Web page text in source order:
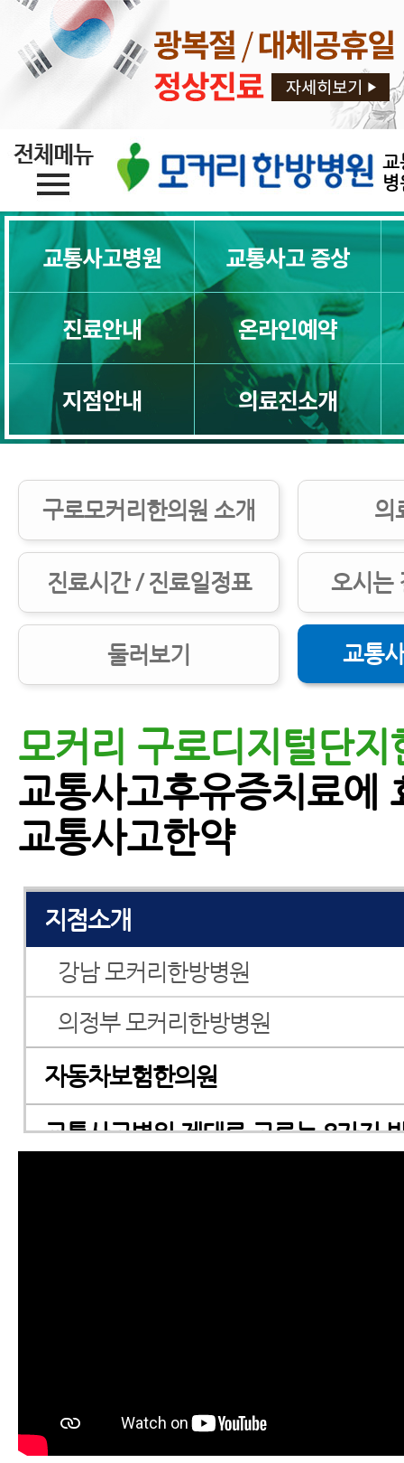
교
교통사고병원 교통사고 증상
진료안내 온라인예약
지점안내 의료진소개
구로모커리한의원 소개 의
진료시간 / 진료일정표 오시는
둘러보기 교통
모커리 구로디지털단지
교통사고후유증치료에
교통사고한약
교통사고병원
교통사고한의원
지점소개
강남 모커리한방병원
의정부 모커리한방병원
자동차보험한의원
교통사고병원 제대로 고르는 8가지
교통사고한의원 치료받기 전 꼭 알